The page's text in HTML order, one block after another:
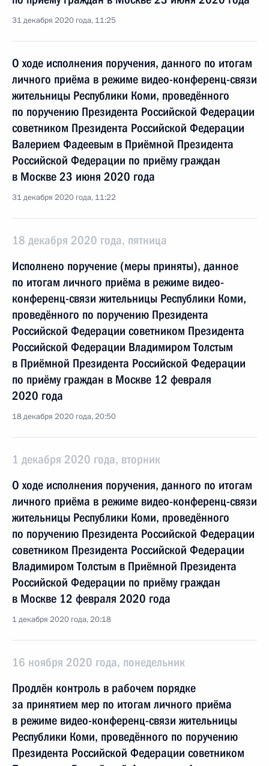
31 декабря 2020 года, 11:25
О ходе исполнения поручения, данного по итогам
личного приёма в режиме видео-конференц-связи
жительницы Республики Коми, проведённого
по поручению Президента Российской Федерации
советником Президента Российской Федерации
Валерием Фадеевым в Приёмной Президента
Российской Федерации по приёму граждан
в Москве 23 июня 2020 года
31 декабря 2020 года, 11:22
18 декабря 2020 года, пятница
Исполнено поручение (меры приняты), данное
по итогам личного приёма в режиме видео-
конференц-связи жительницы Республики Коми,
проведённого по поручению Президента
Российской Федерации советником Президента
Российской Федерации Владимиром Толстым
в Приёмной Президента Российской Федерации
по приёму граждан в Москве 12 февраля
2020 года
18 декабря 2020 года, 20:50
1 декабря 2020 года, вторник
О ходе исполнения поручения, данного по итогам
личного приёма в режиме видео-конференц-связи
жительницы Республики Коми, проведённого
по поручению Президента Российской Федерации
советником Президента Российской Федерации
Владимиром Толстым в Приёмной Президента
Российской Федерации по приёму граждан
в Москве 12 февраля 2020 года
1 декабря 2020 года, 20:18
16 ноября 2020 года, понедельник
Продлён контроль в рабочем порядке
за принятием мер по итогам личного приёма
в режиме видео-конференц-связи жительницы
Республики Коми, проведённого по поручению
Президента Российской Федерации советником